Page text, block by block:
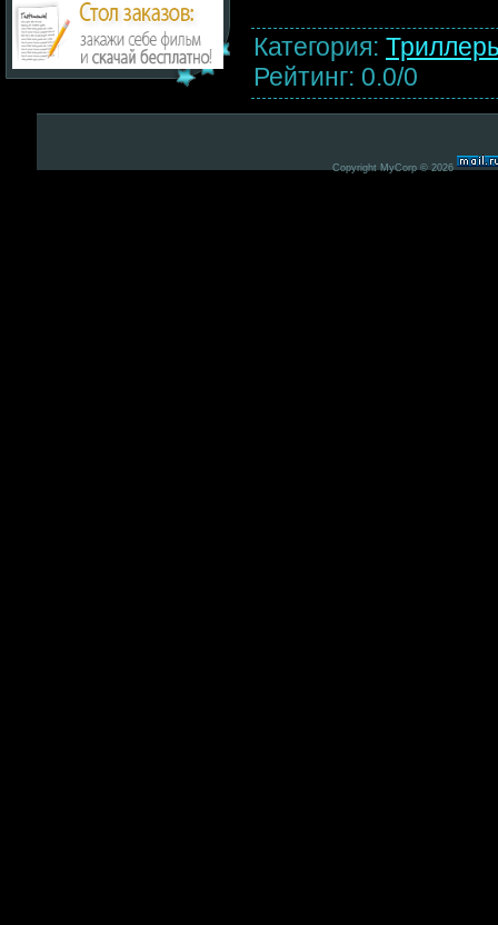
Категория:
Рейтинг: 0.0/0
Copyright MyCorp © 2026